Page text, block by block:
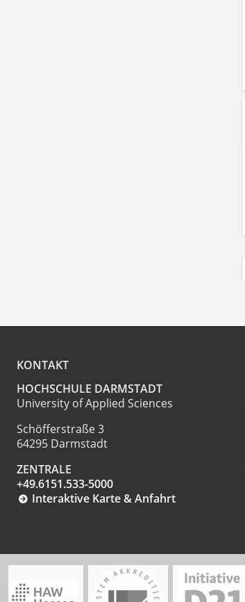
KONTAKT
HOCHSCHULE DARMSTADT
University of Applied Sciences
Schöfferstraße 3
64295 Darmstadt
ZENTRALE
+49.6151.533-5000
Interaktive Karte & Anfahrt